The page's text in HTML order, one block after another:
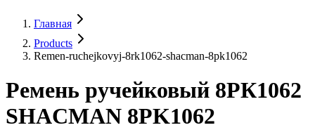
Главная
Products
Remen-ruchejkovyj-8rk1062-shacman-8pk1062
Ремень ручейковый 8РК1062
SHACMAN 8PK1062